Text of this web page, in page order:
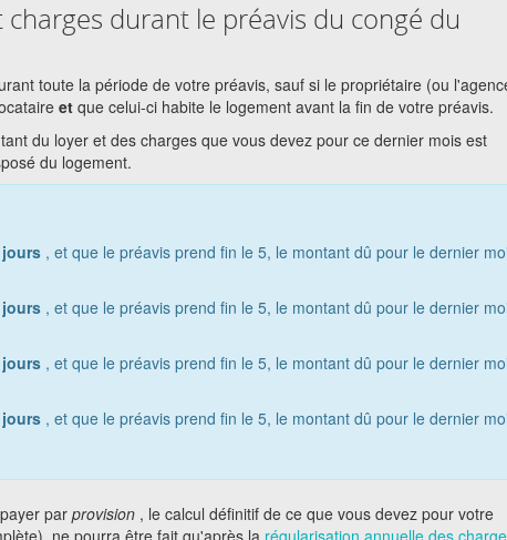
durant le préavis du congé du
toute la période de votre préavis, sauf si le propriétaire (ou
et que celui-ci habite le logement avant la fin de votre préavis.
du loyer et des charges que vous devez pour ce dernier mois est
du logement.
, et que le préavis prend fin le 5, le montant dû pour le dernier
, et que le préavis prend fin le 5, le montant dû pour le dernier
, et que le préavis prend fin le 5, le montant dû pour le dernier
, et que le préavis prend fin le 5, le montant dû pour le dernier
par provision , le calcul définitif de ce que vous devez pour votre
ne pourra être fait qu'après la régularisation annuelle des